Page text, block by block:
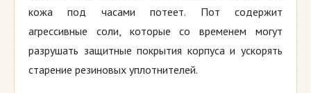
кожа под часами потеет. Пот содержит
агрессивные соли, которые со временем могут
разрушать защитные покрытия корпуса и ускорять
старение резиновых уплотнителей.